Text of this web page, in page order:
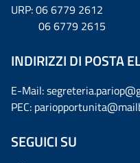
URP: 06 6779 2612
06 6779 2615
INDIRIZZI DI POSTA
E-Mail:
PEC:
SEGUICI SU